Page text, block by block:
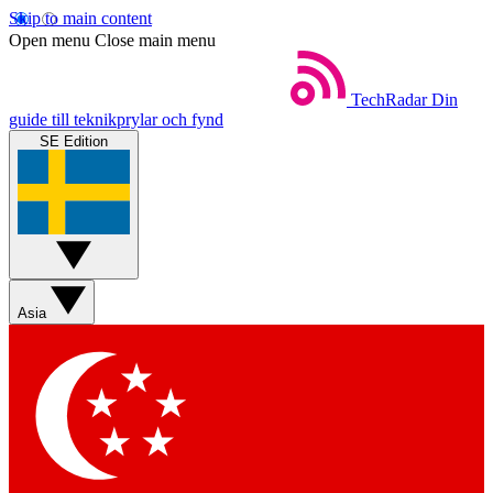
Skip to main content
Open menu Close main menu
TechRadar Din
guide till teknikprylar och fynd
SE Edition
Asia